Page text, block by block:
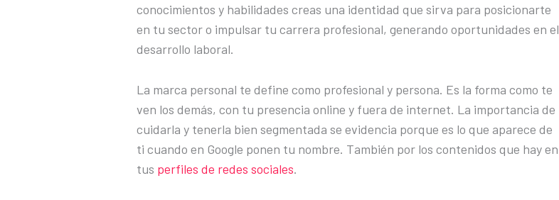
conocimientos y habilidades creas una identidad que sirva para posicionarte
en tu sector o impulsar tu carrera profesional, generando oportunidades en el
desarrollo laboral.
La marca personal te define como profesional y persona. Es la forma como te
ven los demás, con tu presencia online y fuera de internet. La importancia de
cuidarla y tenerla bien segmentada se evidencia porque es lo que aparece de
ti cuando en Google ponen tu nombre. También por los contenidos que hay en
tus perfiles de redes sociales.